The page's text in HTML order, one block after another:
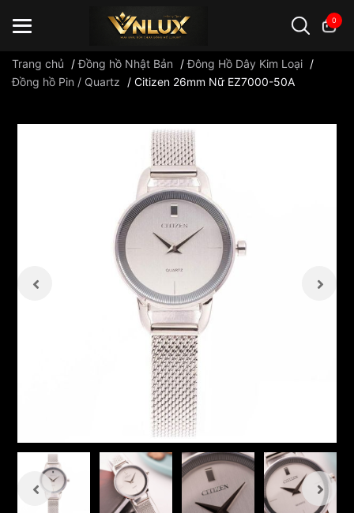
0
Trang chủ /Đồng hồ Nhật Bản /Đông Hồ Dây Kim Loại /
Đồng hồ Pin / Quartz
/ Citizen 26mm Nữ EZ7000-50A